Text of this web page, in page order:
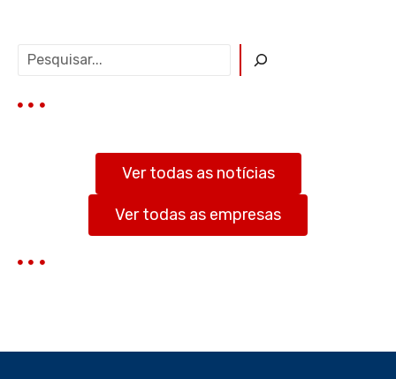
q
Ver todas as notícias
Ver todas as empresas